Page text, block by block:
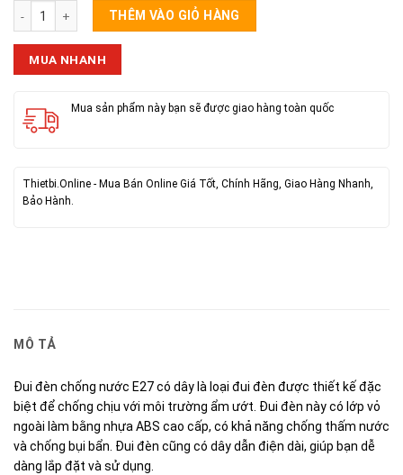
Đui Đèn Chống Nước E27 Có Dây số lượng
THÊM VÀO GIỎ HÀNG
MUA NHANH
Mua sản phẩm này bạn sẽ được giao hàng toàn quốc
Thietbi.Online - Mua Bán Online Giá Tốt, Chính Hãng, Giao Hàng Nhanh,
Bảo Hành.
MÔ TẢ
Đui đèn chống nước E27 có dây là loại đui đèn được thiết kế đặc
biệt để chống chịu với môi trường ẩm ướt. Đui đèn này có lớp vỏ
ngoài làm bằng nhựa ABS cao cấp, có khả năng chống thấm nước
và chống bụi bẩn. Đui đèn cũng có dây dẫn điện dài, giúp bạn dễ
dàng lắp đặt và sử dụng.